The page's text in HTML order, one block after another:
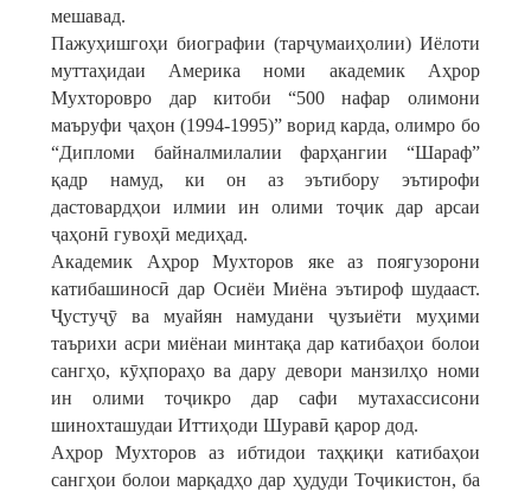
мешавад.
Пажуҳишгоҳи биографии (тарҷумаиҳолии) Иёлоти
муттаҳидаи Америка номи академик Аҳрор
Мухторовро дар китоби “500 нафар олимони
маъруфи ҷаҳон (1994-1995)” ворид карда, олимро бо
“Дипломи байналмилалии фарҳангии “Шараф”
қадр намуд, ки он аз эътибору эътирофи
дастовардҳои илмии ин олими тоҷик дар арсаи
ҷаҳонӣ гувоҳӣ медиҳад.
Академик Аҳрор Мухторов яке аз поягузорони
катибашиносӣ дар Осиёи Миёна эътироф шудааст.
Ҷустуҷӯ ва муайян намудани ҷузъиёти муҳими
таърихи асри миёнаи минтақа дар катибаҳои болои
сангҳо, кӯҳпораҳо ва дару девори манзилҳо номи
ин олими тоҷикро дар сафи мутахассисони
шинохташудаи Иттиҳоди Шуравӣ қарор дод.
Аҳрор Мухторов аз ибтидои таҳқиқи катибаҳои
сангҳои болои марқадҳо дар ҳудуди Тоҷикистон, ба